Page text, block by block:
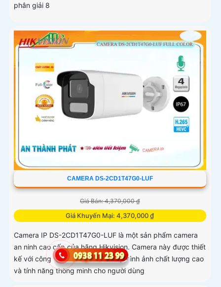
phân giải 8
CAMERA DS-2CD1T47G0-LUF
Giá Bán: 4,370,000 ₫
Giá Khuyến Mại: 4,370,000 ₫
Camera IP DS-2CD1T47G0-LUF là một sản phẩm camera
an ninh cao cấp của hãng Hikvision. Camera này được thiết
kế với công nghệ tiên tiến, đem lại hình ảnh chất lượng cao
và tính năng thông minh cho người dùng